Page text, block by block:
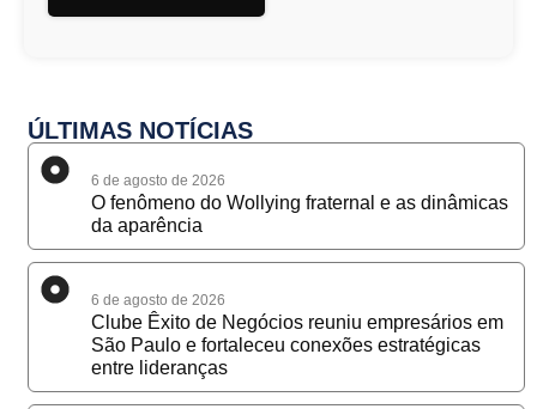
ÚLTIMAS NOTÍCIAS
6 de agosto de 2026
O fenômeno do Wollying fraternal e as dinâmicas
da aparência
6 de agosto de 2026
Clube Êxito de Negócios reuniu empresários em
São Paulo e fortaleceu conexões estratégicas
entre lideranças